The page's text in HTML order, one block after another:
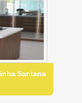
Santana